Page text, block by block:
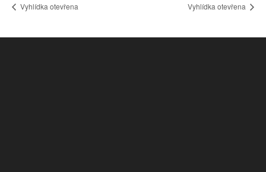
Vyhlídka otevřena Vyhlídka otevřena